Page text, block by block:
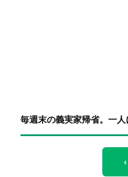
毎週末の義実家帰省。一